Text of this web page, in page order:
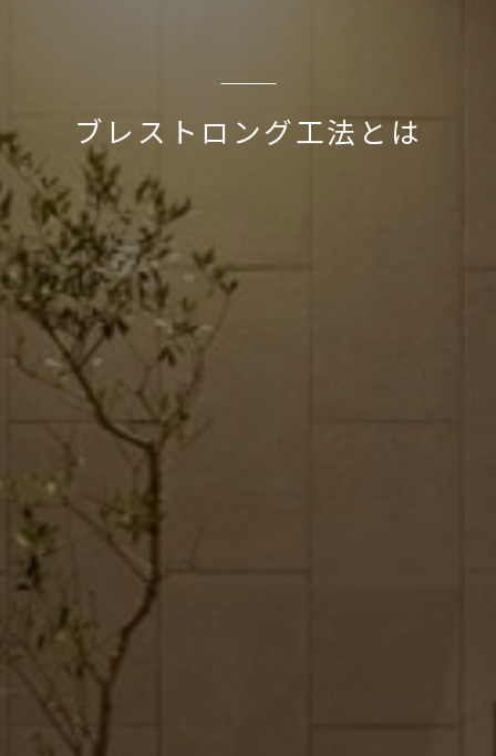
ブレストロング工法とは